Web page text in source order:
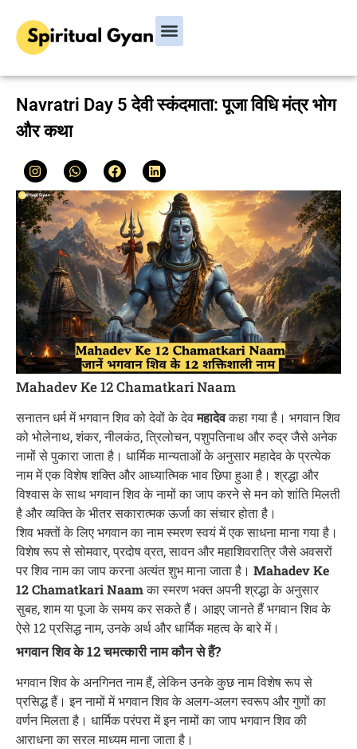
Navratri Day 5 देवी स्कंदमाता: पूजा विधि मंत्र भोग
और कथा
Mahadev Ke 12 Chamatkari Naam
सनातन धर्म में भगवान शिव को देवों के देवमहादेवकहा गया है। भगवान शिव
को भोलेनाथ, शंकर, नीलकंठ, त्रिलोचन, पशुपतिनाथ और रुद्र जैसे अनेक
नामों से पुकारा जाता है। धार्मिक मान्यताओं के अनुसार महादेव के प्रत्येक
नाम में एक विशेष शक्ति और आध्यात्मिक भाव छिपा हुआ है। श्रद्धा और
विश्वास के साथ भगवान शिव के नामों का जाप करने से मन को शांति मिलती
है और व्यक्ति के भीतर सकारात्मक ऊर्जा का संचार होता है।
शिव भक्तों के लिए भगवान का नाम स्मरण स्वयं में एक साधना माना गया है।
विशेष रूप से सोमवार, प्रदोष व्रत, सावन और महाशिवरात्रि जैसे अवसरों
पर शिव नाम का जाप करना अत्यंत शुभ माना जाता है। Mahadev Ke
12 Chamatkari Naamका स्मरण भक्त अपनी श्रद्धा के अनुसार
सुबह, शाम या पूजा के समय कर सकते हैं। आइए जानते हैं भगवान शिव के
ऐसे 12 प्रसिद्ध नाम, उनके अर्थ और धार्मिक महत्व के बारे में।
भगवान शिव के 12 चमत्कारी नाम कौन से हैं?
भगवान शिव के अनगिनत नाम हैं, लेकिन उनके कुछ नाम विशेष रूप से
प्रसिद्ध हैं। इन नामों में भगवान शिव के अलग-अलग स्वरूप और गुणों का
वर्णन मिलता है। धार्मिक परंपरा में इन नामों का जाप भगवान शिव की
आराधना का सरल माध्यम माना जाता है।